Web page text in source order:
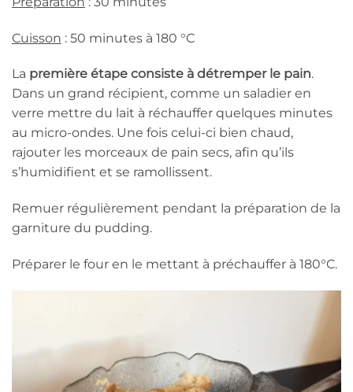
Cuisson : 50 minutes à 180 °C
La première étape consiste à détremper le pain.
Dans un grand récipient, comme un saladier en
verre mettre du lait à réchauffer quelques minutes
au micro-ondes. Une fois celui-ci bien chaud,
rajouter les morceaux de pain secs, afin qu’ils
s’humidifient et se ramollissent.
Remuer régulièrement pendant la préparation de la
garniture du pudding.
Préparer le four en le mettant à préchauffer à 180°C.